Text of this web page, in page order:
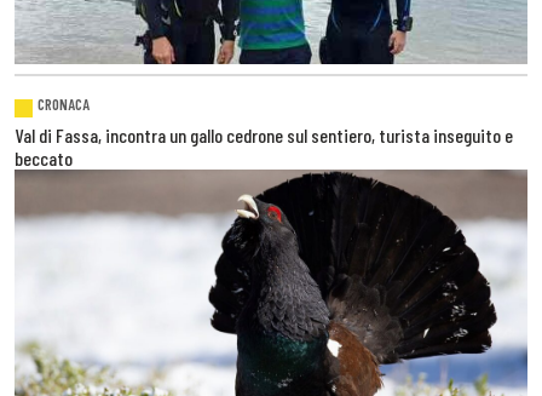
CRONACA
Val di Fassa, incontra un gallo cedrone sul sentiero, turista inseguito e
beccato